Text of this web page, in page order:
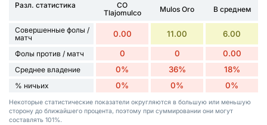
Разл. статистика
CO
Tlajomulco
Mulos Oro В среднем
Совершенные фолы /
матч
0.00 11.00 6.00
Фолы против / матч 0 0 0.00
Среднее владение 0% 36% 18%
% ничьих 0% 0% 0%
Некоторые статистические показатели округляются в большую или меньшую
сторону до ближайшего процента, поэтому при суммировании они могут
составлять 101%.